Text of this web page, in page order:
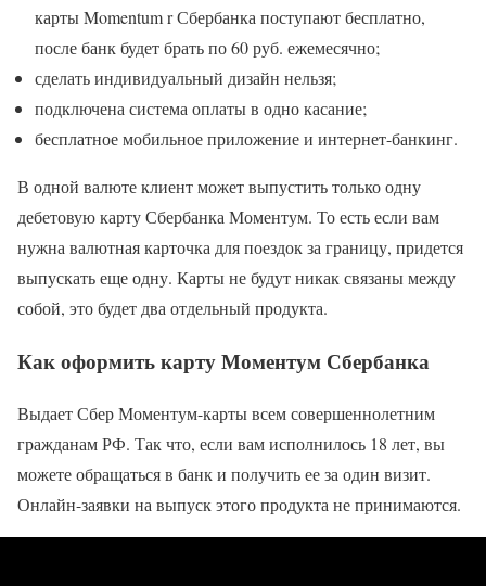
карты Momentum r Сбербанка поступают бесплатно,
после банк будет брать по 60 руб. ежемесячно;
сделать индивидуальный дизайн нельзя;
подключена система оплаты в одно касание;
бесплатное мобильное приложение и интернет-банкинг.
В одной валюте клиент может выпустить только одну
дебетовую карту Сбербанка Моментум. То есть если вам
нужна валютная карточка для поездок за границу, придется
выпускать еще одну. Карты не будут никак связаны между
собой, это будет два отдельный продукта.
Как оформить карту Моментум Сбербанка
Выдает Сбер Моментум-карты всем совершеннолетним
гражданам РФ. Так что, если вам исполнилось 18 лет, вы
можете обращаться в банк и получить ее за один визит.
Онлайн-заявки на выпуск этого продукта не принимаются.